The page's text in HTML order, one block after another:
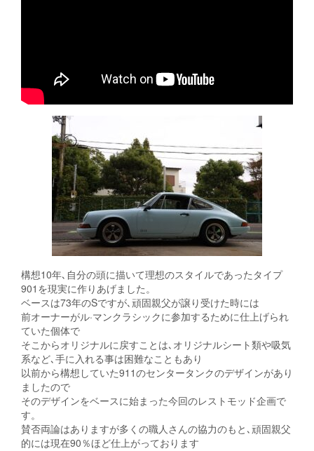
構想10年､自分の頭に描いて理想のスタイルであったタイプ
901を現実に作りあげました。
ベースは73年のSですが､頑固親父が譲り受けた時には
前オーナーがル·マンクラシックに参加するために仕上げられ
ていた個体で
そこからオリジナルに戻すことは､オリジナルシート類や吸気
系など､手に入れる事は困難なこともあり
以前から構想していた911のセンタータンクのデザインがあり
ましたので
そのデザインをベースに始まった今回のレストモッド企画で
す。
賛否両論はありますが多くの職人さんの協力のもと､頑固親父
的には現在90％ほど仕上がっております